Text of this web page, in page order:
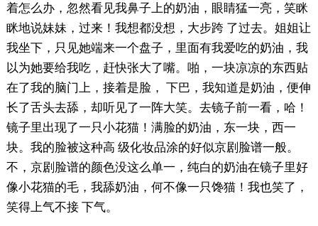
着怎么办，忽然看见我鼻子上的奶油，眼睛猛一亮，笑眯
眯地说妹妹，过来！我想都没想，大步跨 了过去。姐姐让
我坐下，只见她端来一个盘子，里面有我爱吃的奶油，我
以为她要给我吃，赶快张大了嘴。啪，一块凉凉的东西贴
在了我的脑门上，接着是脸， 下巴，我知道是奶油，便伸
长了舌头去舔，却听见了一阵大笑。去镜子前一看，哈！
镜子里出现了一只小花猫！满脸的奶油，东一块，西一
块。我的脸被这种高 级化妆品涂的好似京剧脸谱一般。
不，京剧脸谱的颜色没这么单一，纯白的奶油在镜子里好
像小花猫的毛，我舔奶油，何不像一只馋猫！我也笑了，
笑得上气不接 下气。